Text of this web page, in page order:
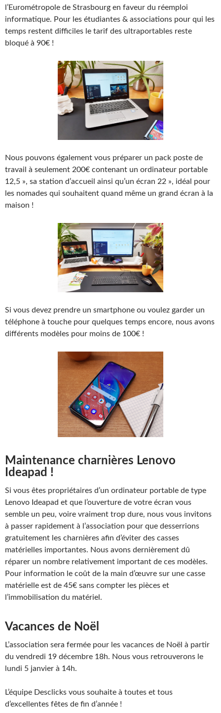
l’Eurométropole de Strasbourg en faveur du réemploi
informatique. Pour les étudiantes & associations pour qui les
temps restent difficiles le tarif des ultraportables reste
bloqué à 90€ !
Nous pouvons également vous préparer un pack poste de
travail à seulement 200€ contenant un ordinateur portable
12,5 », sa station d’accueil ainsi qu’un écran 22 », idéal pour
les nomades qui souhaitent quand même un grand écran à la
maison !
Si vous devez prendre un smartphone ou voulez garder un
téléphone à touche pour quelques temps encore, nous avons
différents modèles pour moins de 100€ !
Maintenance charnières Lenovo
Ideapad !
Si vous êtes propriétaires d’un ordinateur portable de type
Lenovo Ideapad et que l’ouverture de votre écran vous
semble un peu, voire vraiment trop dure, nous vous invitons
à passer rapidement à l’association pour que desserrions
gratuitement les charnières afin d’éviter des casses
matérielles importantes. Nous avons dernièrement dû
réparer un nombre relativement important de ces modèles.
Pour information le coût de la main d’œuvre sur une casse
matérielle est de 45€ sans compter les pièces et
l’immobilisation du matériel.
Vacances de Noël
L’association sera fermée pour les vacances de Noël à partir
du vendredi 19 décembre 18h. Nous vous retrouverons le
lundi 5 janvier à 14h.
L’équipe Desclicks vous souhaite à toutes et tous
d’excellentes fêtes de fin d’année !